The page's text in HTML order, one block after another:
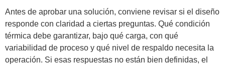
Antes de aprobar una solución, conviene revisar si el diseño
responde con claridad a ciertas preguntas. Qué condición
térmica debe garantizar, bajo qué carga, con qué
variabilidad de proceso y qué nivel de respaldo necesita la
operación. Si esas respuestas no están bien definidas, el